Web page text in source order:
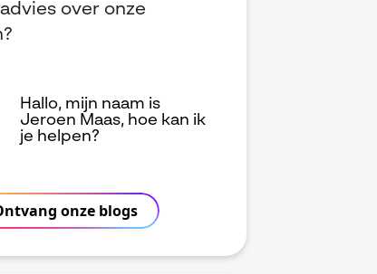
over onze
Hallo, mijn naam is
Jeroen Maas, hoe kan ik
je helpen?
onze blogs